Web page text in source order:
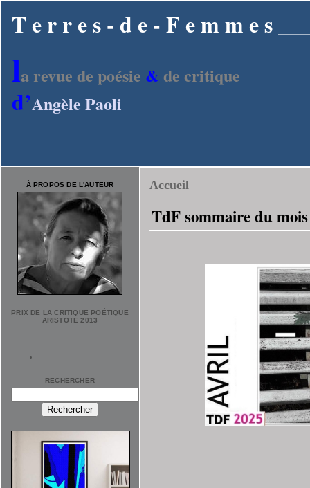
T e r r e s - d e - F e m m e s
la revue de poésie & de critique
d’Angèle Paoli
À PROPOS DE L'AUTEUR
PRIX DE LA CRITIQUE POÉTIQUE
ARISTOTE 2013
RECHERCHER
Accueil
TdF sommaire du